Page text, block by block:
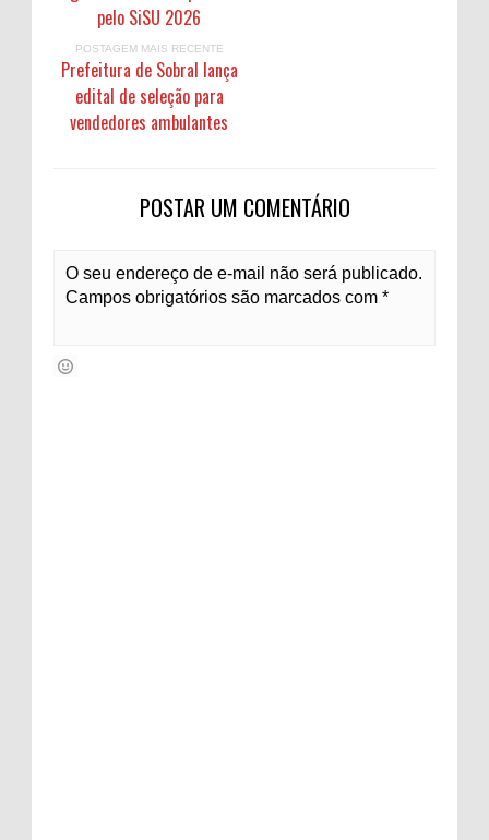
pelo SiSU 2026
POSTAGEM MAIS RECENTE
Prefeitura de Sobral lança
edital de seleção para
vendedores ambulantes
POSTAR UM COMENTÁRIO
O seu endereço de e-mail não será publicado.
Campos obrigatórios são marcados com *